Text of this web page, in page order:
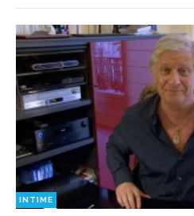
INTIME